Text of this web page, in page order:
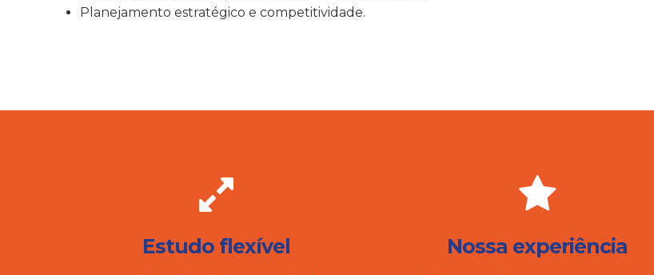
Planejamento estratégico e competitividade.
Estudo flexível Nossa experiência